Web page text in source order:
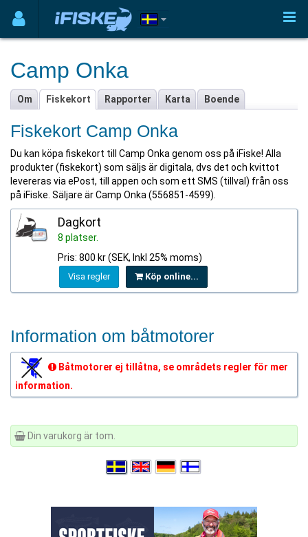
Camp Onka
Om Fiskekort Rapporter Karta Boende
Fiskekort Camp Onka
Du kan köpa fiskekort till Camp Onka genom oss på iFiske! Alla
produkter (fiskekort) som säljs är digitala, dvs det och kvittot
levereras via ePost, till appen och som ett SMS (tillval) från oss
på iFiske. Säljare är Camp Onka (556851-4599).
Dagkort
8 platser.
Pris: 800 kr (SEK, Inkl 25% moms)
Visa regler Köp online...
Information om båtmotorer
Båtmotorer ej tillåtna, se områdets regler för mer
information.
Din varukorg är tom.